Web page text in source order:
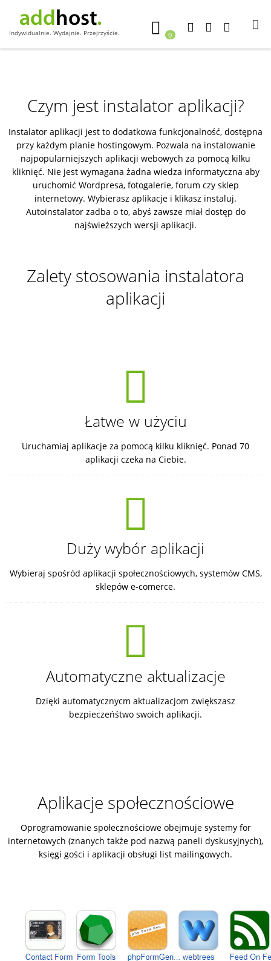
Indywidualnie. Wydajnie. Przejrzyście. 0
Czym jest instalator aplikacji?
Instalator aplikacji jest to dodatkowa funkcjonalność, dostępna
przy każdym planie hostingowym. Pozwala na instalowanie
najpopularniejszych aplikacji webowych za pomocą kilku
kliknięć. Nie jest wymagana żadna wiedza informatyczna aby
uruchomić Wordpresa, fotogalerie, forum czy sklep
internetowy. Wybierasz aplikacje i klikasz instaluj.
Autoinstalator zadba o to, abyś zawsze miał dostęp do
najświeższych wersji aplikacji.
Zalety stosowania instalatora
aplikacji
Łatwe w użyciu
Uruchamiaj aplikacje za pomocą kilku kliknięć. Ponad 70
aplikacji czeka na Ciebie.
Duży wybór aplikacji
Wybieraj spośród aplikacji społecznościowych, systemów CMS,
sklepów e-comerce.
Automatyczne aktualizacje
Dzięki automatycznycm aktualizacjom zwiększasz
bezpieczeńśtwo swoich aplikacji.
Aplikacje społecznościowe
Oprogramowanie społecznościowe obejmuje systemy for
internetowych (znanych także pod nazwą paneli dyskusyjnych),
księgi gości i aplikacji obsługi list mailingowych.